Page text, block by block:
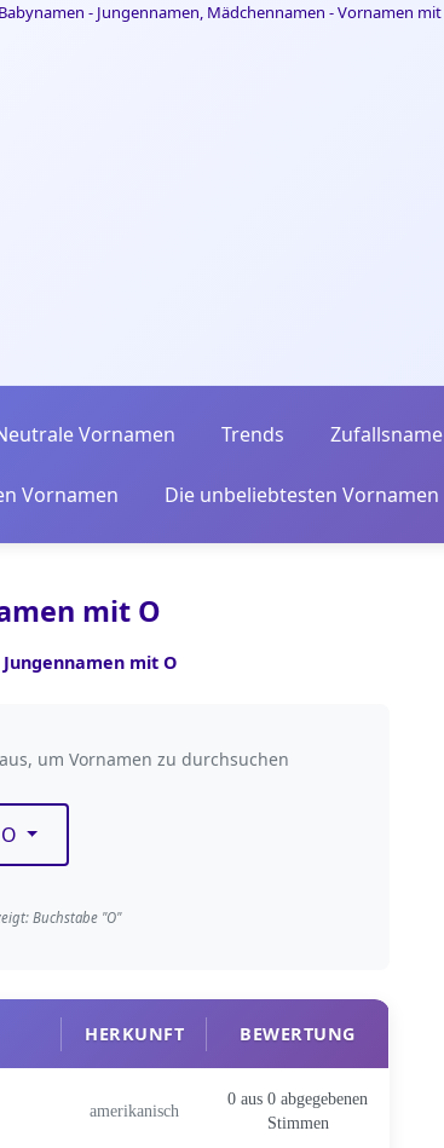
Vornamen Trends Zufallsname
Vornamen Die unbeliebtesten Vornamen
mit O
Jungennamen mit O
filtern
um Vornamen zu durchsuchen
O
Buchstabe "O"
HERKUNFT BEWERTUNG
amerikanisch
0 aus 0 abgegebenen
Stimmen